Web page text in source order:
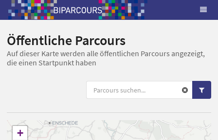
Öffentliche Parcours
Auf dieser Karte werden alle öffentlichen Parcours angezeigt,
die einen Startpunkt haben
+